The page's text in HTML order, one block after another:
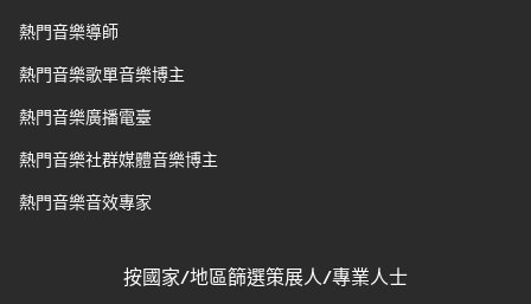
熱門音樂導師
熱門音樂歌單音樂博主
熱門音樂廣播電臺
熱門音樂社群媒體音樂博主
熱門音樂音效專家
按國家/地區篩選策展人/專業人士